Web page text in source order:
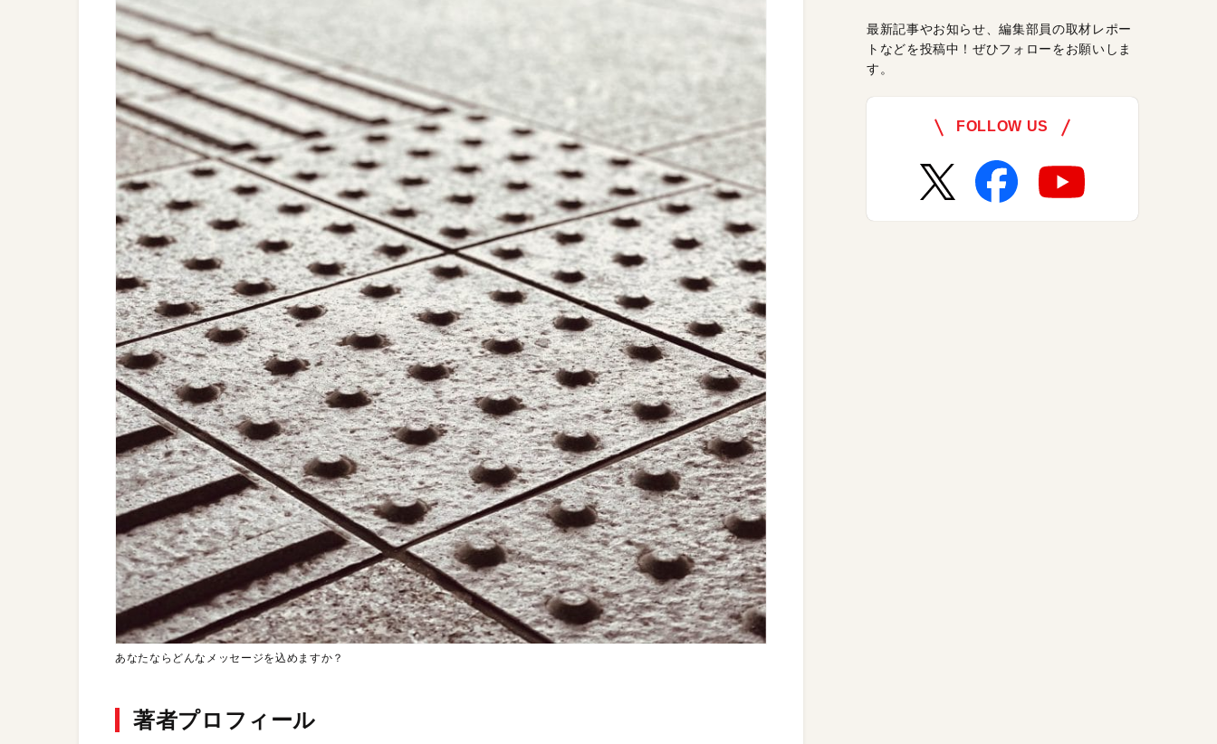
あなたならどんなメッセージを込めますか？
著者プロフィール
最新記事やお知らせ、編集部員の取材レポー
トなどを投稿中！ぜひフォローをお願いしま
す。
FOLLOW US